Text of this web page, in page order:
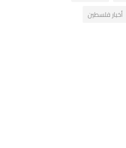
أخبار فلسطين